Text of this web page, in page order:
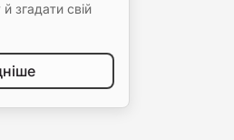
згадати свій